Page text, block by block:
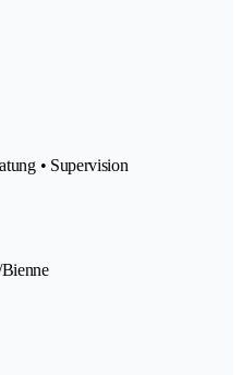
• Supervision